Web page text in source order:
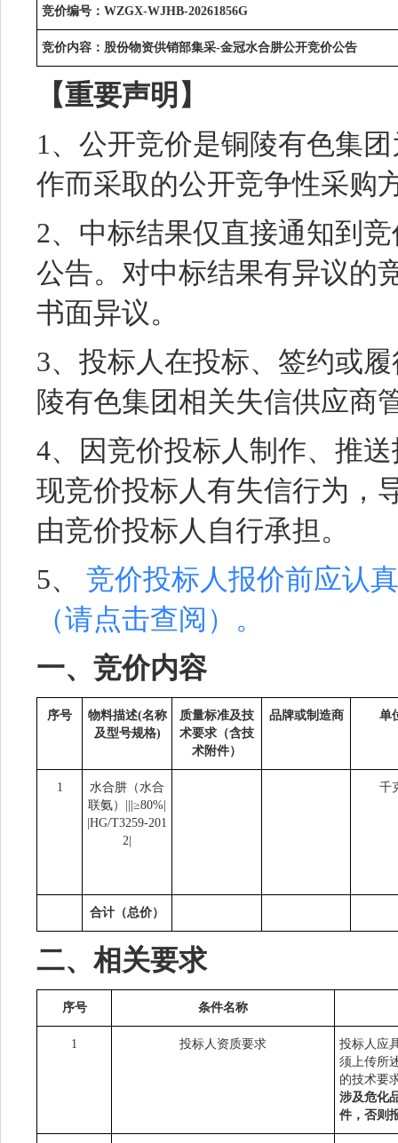
竞价编号：WZGX-WJHB-20261856G
竞价内容：股份物资供销部集采-金冠水合肼公开竞价公告
【重要声明】
1、公开竞价是铜陵有色集
作而采取的公开竞争性采购
2、中标结果仅直接通知到
公告。对中标结果有异议的
书面异议。
3、投标人在投标、签约或
陵有色集团相关失信供应商
4、因竞价投标人制作、推
现竞价投标人有失信行为，
由竞价投标人自行承担。
5、 竞价投标人报价前应认
（请点击查阅）。
一、竞价内容
序号
物料描述(名称
及型号规格)
质量标准及技
术要求（含技
术附件）
品牌或制造商 单
1
水合肼（水合
联氨）|||≥80%|
|HG/T3259-201
2|
千
合计（总价）
二、相关要求
序号 条件名称
1 投标人资质要求
投标人应
须上传所
的技术要
涉及危化
件，否则